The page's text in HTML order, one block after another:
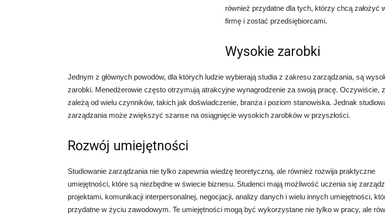
również przydatne dla tych, którzy chcą założyć
firmę i zostać przedsiębiorcami.
Wysokie zarobki
Jednym z głównych powodów, dla których ludzie wybierają studia z zakresu zarządzania, są
zarobki. Menedżerowie często otrzymują atrakcyjne wynagrodzenie za swoją pracę. Oczywiście,
zależą od wielu czynników, takich jak doświadczenie, branża i poziom stanowiska. Jednak
zarządzania może zwiększyć szanse na osiągnięcie wysokich zarobków w przyszłości.
Rozwój umiejętności
Studiowanie zarządzania nie tylko zapewnia wiedzę teoretyczną, ale również rozwija praktyczne
umiejętności, które są niezbędne w świecie biznesu. Studenci mają możliwość uczenia się
projektami, komunikacji interpersonalnej, negocjacji, analizy danych i wielu innych umiejętności,
przydatne w życiu zawodowym. Te umiejętności mogą być wykorzystane nie tylko w pracy, ale